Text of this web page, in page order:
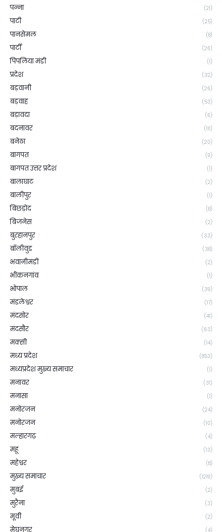
पन्ना (21)
पाटी (25)
पानसेमल (8)
पार्टी (26)
पिपलिया मंडी (1)
प्रदेश (32)
बड़वानी (26)
बड़वाह (53)
बड़ावदा (6)
बदनावर (111)
बनेठा (20)
बागपत (9)
बागपत उत्तर प्रदेश (1)
बालाघाट (2)
बालीपुर (1)
बिछड़ोद (8)
बिजनेस (2)
बुरहानपुर (33)
बॉलीवुड (38)
भवानीमंडी (2)
भीकनगांव (1)
भोपाल (39)
मंडलेश्वर (17)
मंदसोर (41)
मंदसौर (63)
मक्सी (14)
मध्य प्रदेश (853)
मध्यप्रदेश मुख्य समाचार (1)
मनावर (31)
मनासा (1)
मनोरंजन (24)
मनोरजन (10)
मल्हारगढ़ (4)
महू (13)
महेश्वर (8)
मुख्य समाचार (1219)
मुबई (2)
मुरैना (3)
मूवी (2)
मेघनगर (4)